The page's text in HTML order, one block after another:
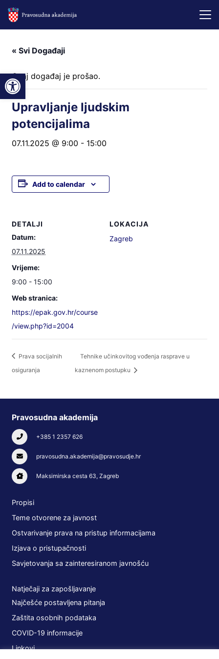
« Svi Događaji
Ovaj događaj je prošao.
Upravljanje ljudskim
potencijalima
07.11.2025 @ 9:00 - 15:00
Add to calendar
DETALJI
Datum:
07.11.2025
Vrijeme:
9:00 - 15:00
Web stranica:
https://epak.gov.hr/course
/view.php?id=2004
LOKACIJA
Zagreb
Prava socijalnih
osiguranja
Tehnike učinkovitog vođenja rasprave u
kaznenom postupku
Pravosudna akademija
+385 1 2357 626
pravosudna.akademija@pravosudje.hr
Maksimirska cesta 63, Zagreb
Propisi
Teme otvorene za javnost
Ostvarivanje prava na pristup informacijama
Izjava o pristupačnosti
Savjetovanja sa zainteresiranom javnošću
Natječaji za zapošljavanje
Najčešće postavljena pitanja
Zaštita osobnih podataka
COVID-19 informacije
Linkovi
Open toolbar